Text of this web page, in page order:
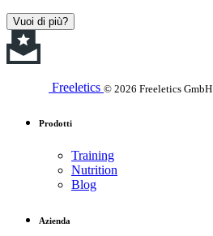
Vuoi di più?
Freeletics © 2026 Freeletics GmbH
Prodotti
Training
Nutrition
Blog
Azienda